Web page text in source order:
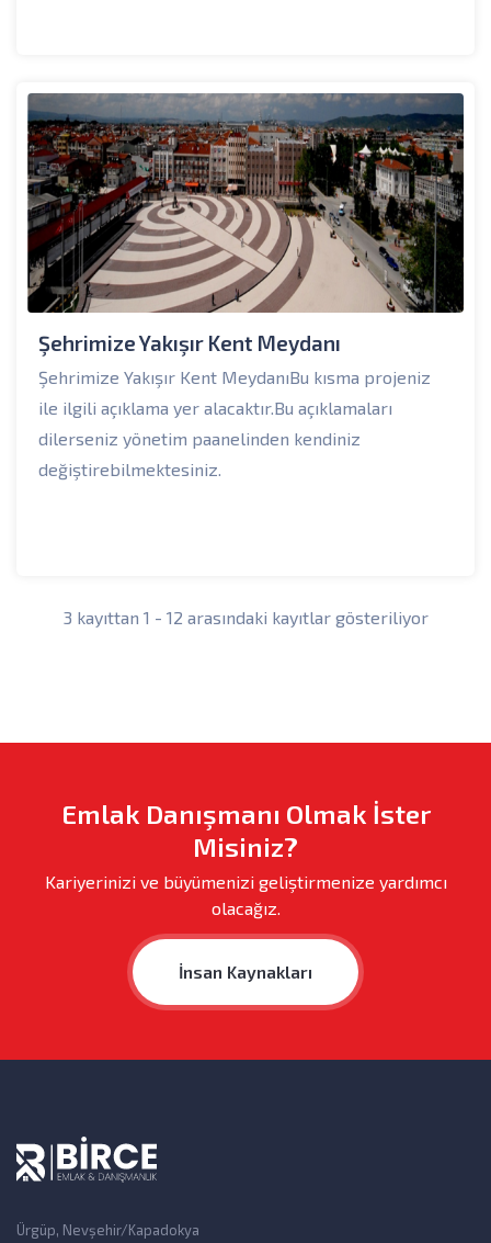
Şehrimize Yakışır Kent Meydanı
Şehrimize Yakışır Kent MeydanıBu kısma projeniz
ile ilgili açıklama yer alacaktır.Bu açıklamaları
dilerseniz yönetim paanelinden kendiniz
değiştirebilmektesiniz.
3 kayıttan 1 - 12 arasındaki kayıtlar gösteriliyor
Emlak Danışmanı Olmak İster
Misiniz?
Kariyerinizi ve büyümenizi geliştirmenize yardımcı
olacağız.
İnsan Kaynakları
Ürgüp, Nevşehir/Kapadokya